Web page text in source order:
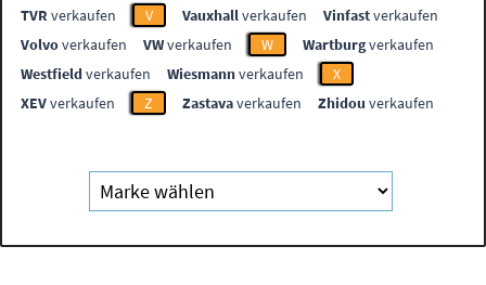
TVR verkaufen V Vauxhallverkaufen Vinfastverkaufen
Volvoverkaufen VWverkaufen W Wartburgverkaufen
Westfieldverkaufen Wiesmannverkaufen
X
XEVverkaufen Z Zastavaverkaufen Zhidou verkaufen